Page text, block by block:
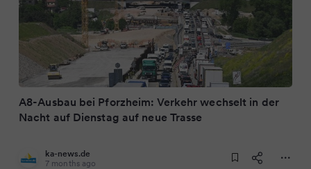
A8-Ausbau bei Pforzheim: Verkehr wechselt in der
Nacht auf Dienstag auf neue Trasse
ka-news.de
7 months ago